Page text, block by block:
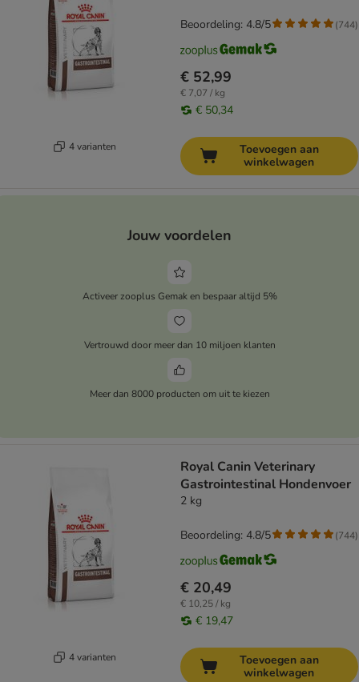
4 varianten
€ 52,99
€ 7,07 / kg
€ 50,34
Beoordeling: 4.8/5 (744)
Toevoegen aan
winkelwagen
Jouw voordelen
Activeer zooplus Gemak en bespaar altijd 5%
Vertrouwd door meer dan 10 miljoen klanten
Meer dan 8000 producten om uit te kiezen
4 varianten
Royal Canin Veterinary
Gastrointestinal Hondenvoer
2 kg
€ 20,49
€ 10,25 / kg
€ 19,47
Beoordeling: 4.8/5 (744)
Toevoegen aan
winkelwagen